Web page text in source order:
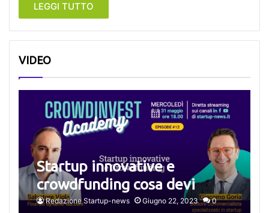
LEGGI TUTTO
VIDEO
Startup innovative e
crowdfunding cosa devi
sapere
Redazione Startup-news Giugno 22, 2023 0